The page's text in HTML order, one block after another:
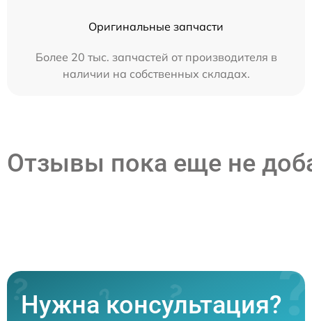
Оригинальные запчасти
Более 20 тыс. запчастей от производителя в
наличии на собственных складах.
Отзывы пока еще не
Нужна консультация?